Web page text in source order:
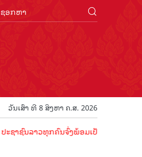
ວັນເສົາ ທີ 8 ສິງຫາ ຄ.ສ. 2026
ລາວທຸກຄົນຈົ່ງພ້ອມເປັນເຈົ້າພາບທີ່ດີ ຕ້ອນ